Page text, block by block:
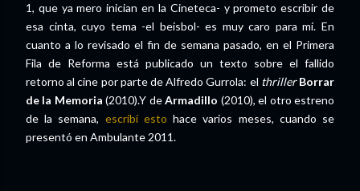
1, que ya mero inician en la Cineteca- y prometo escribir de
esa cinta, cuyo tema -el beisbol- es muy caro para mí. En
cuanto a lo revisado el fin de semana pasado, en el Primera
Fila de Reforma está publicado un texto sobre el fallido
retorno al cine por parte de Alfredo Gurrola: el thriller Borrar
de la Memoria (2010).Y deArmadillo (2010), el otro estreno
de la semana, escribí esto hace varios meses, cuando se
presentó en Ambulante 2011.